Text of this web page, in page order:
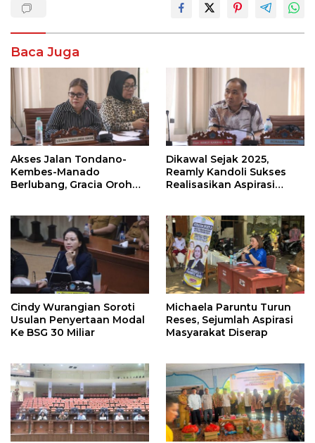
Baca Juga
Akses Jalan Tondano-
Kembes-Manado
Berlubang, Gracia Oroh
Dikawal Sejak 2025,
Reamly Kandoli Sukses
Realisasikan Aspirasi
Tahun Depan
Cindy Wurangian Soroti
Usulan Penyertaan Modal
Ke BSG 30 Miliar
Michaela Paruntu Turun
Reses, Sejumlah Aspirasi
Masyarakat Diserap